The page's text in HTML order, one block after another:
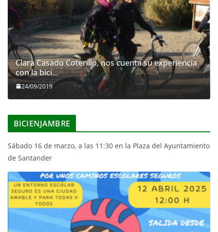
Clara Casado Coterillo, nos cuenta su experiencia
con la bici…
24/09/2019
BICIENJAMBRE
Sábado 16 de marzo, a las 11:30 en la Plaza del Ayuntamiento
de Santander